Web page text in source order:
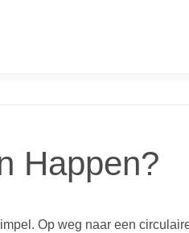
Happen?
Op weg naar een